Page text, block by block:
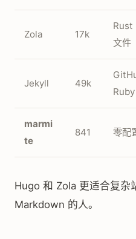
Zola 17k
Rust
文件
Jekyll 49k
Ruby
marmi
te
841 零配
Hugo 和 Zola 更适合复杂
Markdown 的人。